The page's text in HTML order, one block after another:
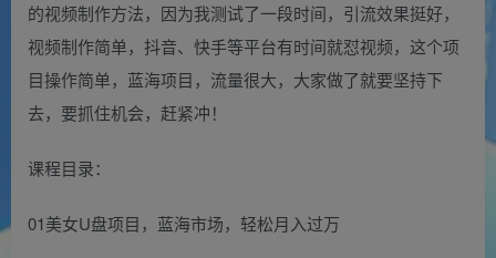
的视频制作方法，因为我测试了一段时间，引流效果挺好，
视频制作简单，抖音、快手等平台有时间就怼视频，这个项
目操作简单，蓝海项目，流量很大，大家做了就要坚持下
去，要抓住机会，赶紧冲！
课程目录：
01美女U盘项目，蓝海市场，轻松月入过万